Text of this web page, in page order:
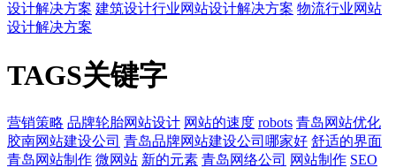
设计解决方案 建筑设计行业网站设计解决方案 物流行业网站
设计解决方案
TAGS关键字
营销策略 品牌轮胎网站设计 网站的速度 robots 青岛网站优化
胶南网站建设公司 青岛品牌网站建设公司哪家好 舒适的界面
青岛网站制作 微网站 新的元素 青岛网络公司 网站制作 SEO